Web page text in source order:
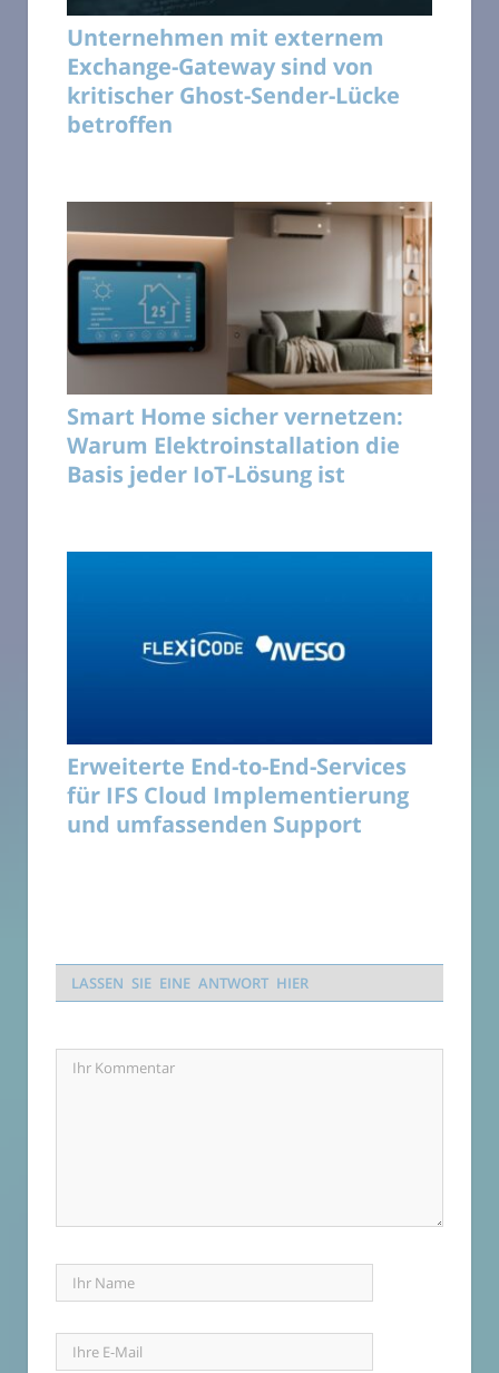
Unternehmen mit externem
Exchange-Gateway sind von
kritischer Ghost-Sender-Lücke
betroffen
Smart Home sicher vernetzen:
Warum Elektroinstallation die
Basis jeder IoT-Lösung ist
Erweiterte End-to-End-Services
für IFS Cloud Implementierung
und umfassenden Support
LASSEN SIE EINE ANTWORT HIER